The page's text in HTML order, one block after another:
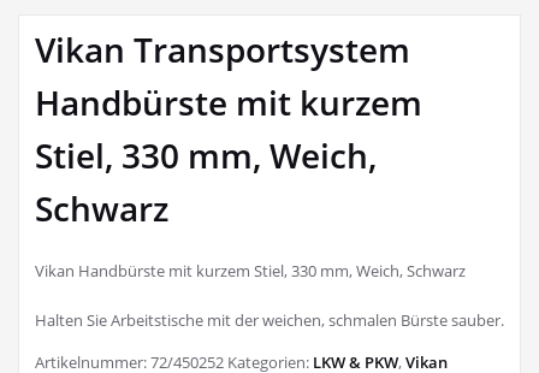
Vikan Transportsystem
Handbürste mit kurzem
Stiel, 330 mm, Weich,
Schwarz
Vikan Handbürste mit kurzem Stiel, 330 mm, Weich, Schwarz
Halten Sie Arbeitstische mit der weichen, schmalen Bürste sauber.
Artikelnummer:72/450252 Kategorien: LKW & PKW,Vikan